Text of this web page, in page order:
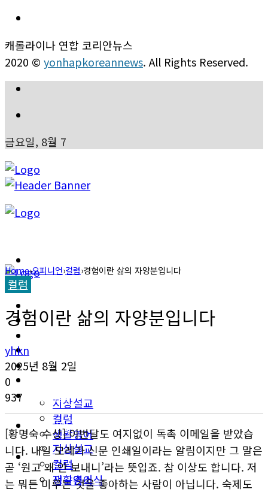
캐롤라이나 연합 코리안뉴스
2020 © yonhapkoreannews. All Rights Reserved.
금요일, 8월 7
교계소식
한인타운 소식
지상설교
컬럼
생활영어
미국뉴스
지구촌소식
캐롤라이나 뉴스
한인타운 소식
이민뉴스
오피니언
지상설교
컬럼
생활영어
Home›오피니언›컬럼›경험이란 삶의 자양분입니다
컬럼
경험이란 삶의 자양분입니다
yhkn
2025년 8월 2일
0
937
[황명숙 수상] 이번달도 여지없이 독촉 이메일을 받았습
니다. 내일 모레가 신문 인쇄일이라는 알림이지만 그 말은
곧 ‘원고 왜 안 보내니’라는 뜻입죠. 참 이상도 합니다. 저
는 뭐든 미루는 것을 좋아하는 사람이 아닙니다. 숙제도